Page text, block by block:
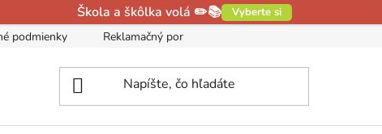
Škola a škôlka volá ✏️📚 Vyberte si
podmienky Reklamačný poriadok